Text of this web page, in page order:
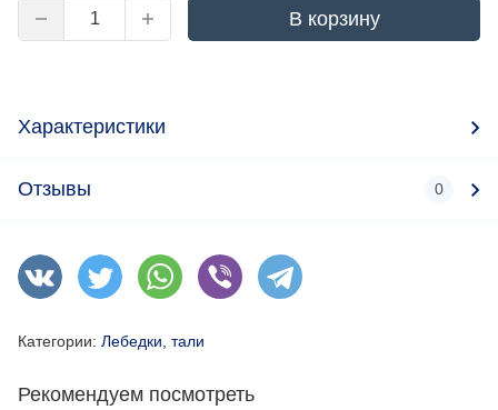
В корзину
Характеристики
Отзывы 0
Категории: Лебедки, тали
Рекомендуем посмотреть